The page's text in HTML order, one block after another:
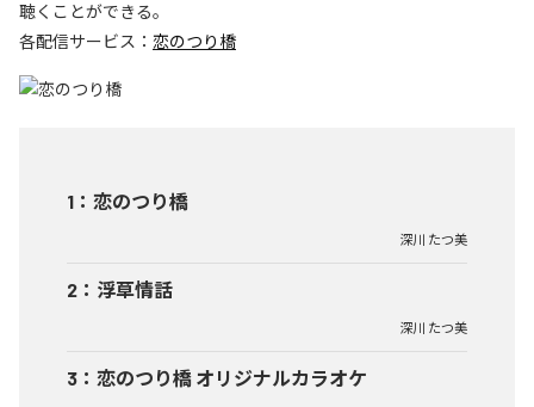
聴くことができる。
各配信サービス： 恋のつり橋
1 ： 恋のつり橋
深川 たつ美
2 ： 浮草情話
深川 たつ美
3 ： 恋のつり橋 オリジナルカラオケ